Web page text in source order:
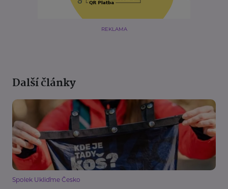
REKLAMA
Další články
Spolek Ukliďme Česko